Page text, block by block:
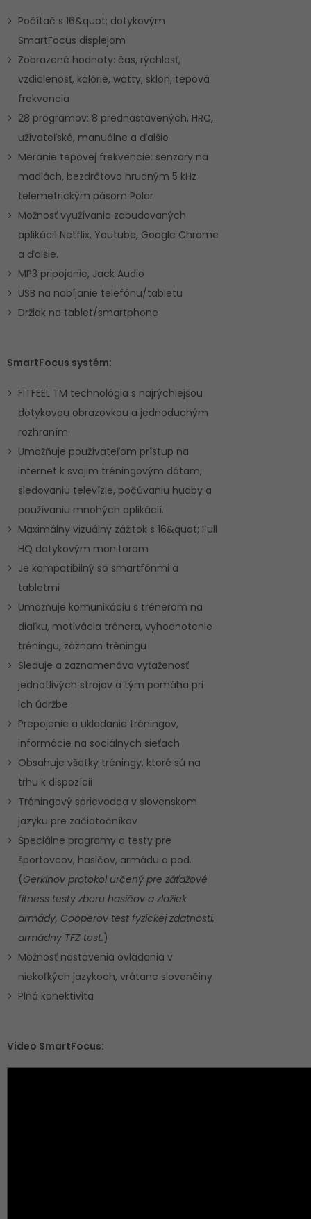
Počítač s 16&quot; dotykovým
SmartFocus displejom
Zobrazené hodnoty: čas, rýchlosť,
vzdialenosť, kalórie, watty, sklon, tepová
frekvencia
28 programov: 8 prednastavených, HRC,
užívateľské, manuálne a ďalšie
Meranie tepovej frekvencie: senzory na
madlách, bezdrôtovo hrudným 5 kHz
telemetrickým pásom Polar
Možnosť využívania zabudovaných
aplikácií Netflix, Youtube, Google Chrome
a ďalšie.
MP3 pripojenie, Jack Audio
USB na nabíjanie telefónu/tabletu
Držiak na tablet/smartphone
SmartFocus systém:
FITFEEL TM technológia s najrýchlejšou
dotykovou obrazovkou a jednoduchým
rozhraním.
Umožňuje používateľom prístup na
internet k svojim tréningovým dátam,
sledovaniu televízie, počúvaniu hudby a
používaniu mnohých aplikácií.
Maximálny vizuálny zážitok s 16&quot; Full
HQ dotykovým monitorom
Je kompatibilný so smartfónmi a
tabletmi
Umožňuje komunikáciu s trénerom na
diaľku, motivácia trénera, vyhodnotenie
tréningu, záznam tréningu
Sleduje a zaznamenáva vyťaženosť
jednotlivých strojov a tým pomáha pri
ich údržbe
Prepojenie a ukladanie tréningov,
informácie na sociálnych sieťach
Obsahuje všetky tréningy, ktoré sú na
trhu k dispozícii
Tréningový sprievodca v slovenskom
jazyku pre začiatočníkov
Špeciálne programy a testy pre
športovcov, hasičov, armádu a pod.
(Gerkinov protokol určený pre záťažové
fitness testy zboru hasičov a zložiek
armády, Cooperov test fyzickej zdatnosti,
armádny TFZ test.)
Možnosť nastavenia ovládania v
niekoľkých jazykoch, vrátane slovenčiny
Plná konektivita
Video SmartFocus: